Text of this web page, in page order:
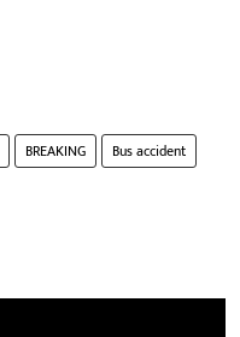
BREAKING
Bus accident